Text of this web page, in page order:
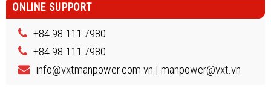
ONLINE SUPPORT
+84 98 111 7980
+84 98 111 7980
info@vxtmanpower.com.vn | manpower@vxt.vn